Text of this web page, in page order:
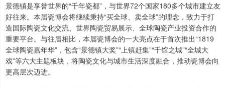
景德镇是享誉世界的“千年瓷都”，与世界72个国家180多个城市建立友
好往来。本届瓷博会将继续秉持“买全球、卖全球”的理念，致力于打
造国际陶瓷文化交流、世界陶瓷贸易展示、全球陶瓷产业投资合作的
重要平台。与往届相比，本届瓷博会的一大亮点在于首次推出“1819
全球陶瓷嘉年华”，包含“景德镇大奖”“上镇赶集”“千馆之城”“全城大
戏”等六大主题板块，将陶瓷文化与城市生活深度融合，推动瓷博会向
更高层次迈进。